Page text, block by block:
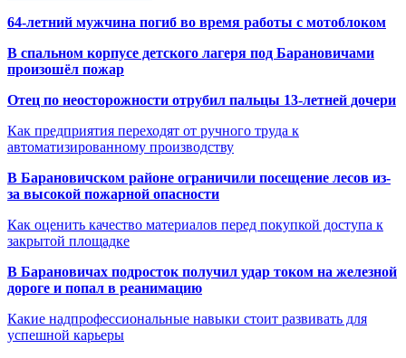
64-летний мужчина погиб во время работы с мотоблоком
В спальном корпусе детского лагеря под Барановичами
произошёл пожар
Отец по неосторожности отрубил пальцы 13-летней дочери
Как предприятия переходят от ручного труда к
автоматизированному производству
В Барановичском районе ограничили посещение лесов из-
за высокой пожарной опасности
Как оценить качество материалов перед покупкой доступа к
закрытой площадке
В Барановичах подросток получил удар током на железной
дороге и попал в реанимацию
Какие надпрофессиональные навыки стоит развивать для
успешной карьеры